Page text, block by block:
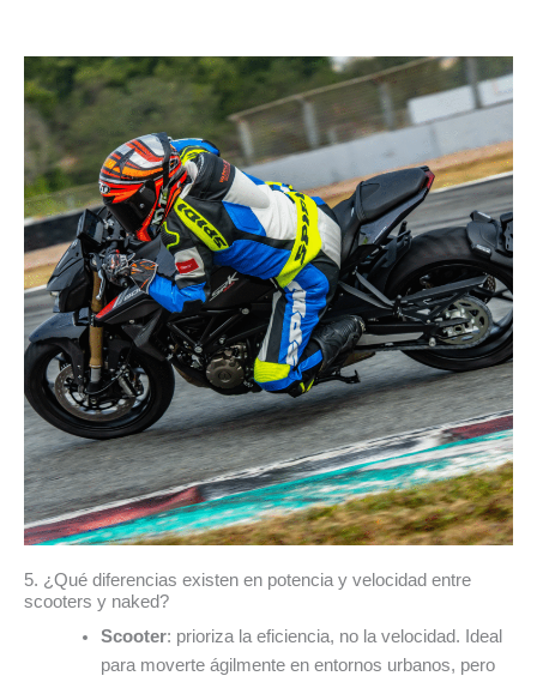
5. ¿Qué diferencias existen en potencia y velocidad entre
scooters y naked?
Scooter: prioriza la eficiencia, no la velocidad. Ideal
para moverte ágilmente en entornos urbanos, pero